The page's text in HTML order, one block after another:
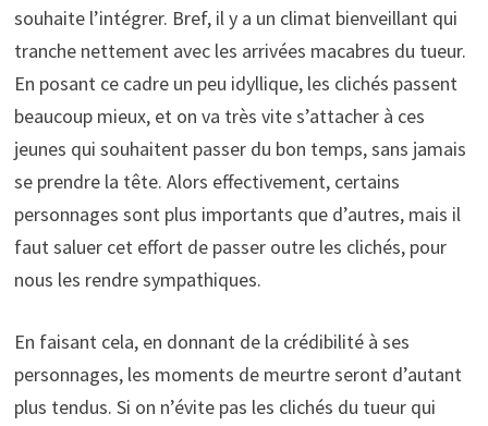
souhaite l’intégrer. Bref, il y a un climat bienveillant qui
tranche nettement avec les arrivées macabres du tueur.
En posant ce cadre un peu idyllique, les clichés passent
beaucoup mieux, et on va très vite s’attacher à ces
jeunes qui souhaitent passer du bon temps, sans jamais
se prendre la tête. Alors effectivement, certains
personnages sont plus importants que d’autres, mais il
faut saluer cet effort de passer outre les clichés, pour
nous les rendre sympathiques.
En faisant cela, en donnant de la crédibilité à ses
personnages, les moments de meurtre seront d’autant
plus tendus. Si on n’évite pas les clichés du tueur qui